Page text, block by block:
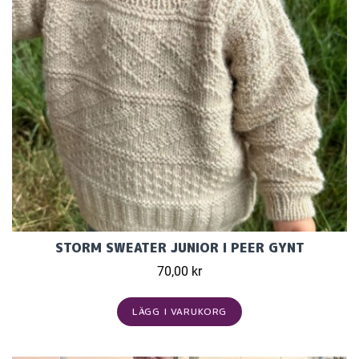
STORM SWEATER JUNIOR I PEER GYNT
70,00 kr
LÄGG I VARUKORG